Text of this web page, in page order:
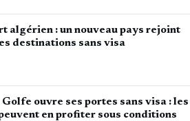
algérien : un nouveau pays rejoint
destinations sans visa
Golfe ouvre ses portes sans visa : les
en profiter sous conditions